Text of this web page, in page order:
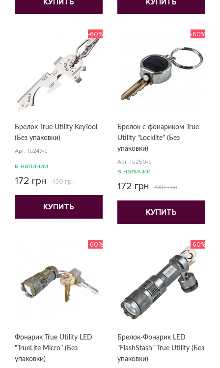
КУПИТЬ КУПИТЬ
Брелок True Utility KeyTool
(Без упаковки)
Арт. Tu247-c
-60%
в наличии
172 грн 430 грн
КУПИТЬ
Брелок с фонариком True
Utility "Locklite" (Без
упаковки)
Арт. Tu250-c
-60%
в наличии
172 грн 430 грн
КУПИТЬ
Фонарик True Utility LED
"TrueLite Micro" (Без
упаковки)
-60%
Брелок-Фонарик LED
"FlashStash" True Utility (Без
упаковки)
-60%